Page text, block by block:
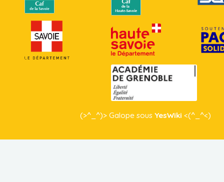
(>^_^)> Galope sousYesWiki <(^_^<)